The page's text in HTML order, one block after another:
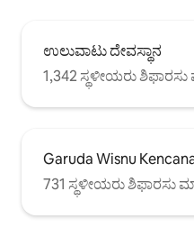
ಉಲುವಾಟು ದೇವಸ್ಥಾನ
1,342 ಸ್ಥಳೀಯರು ಶಿಫಾರಸು
Garuda Wisnu
731 ಸ್ಥಳೀಯರು ಶಿಫಾರಸು